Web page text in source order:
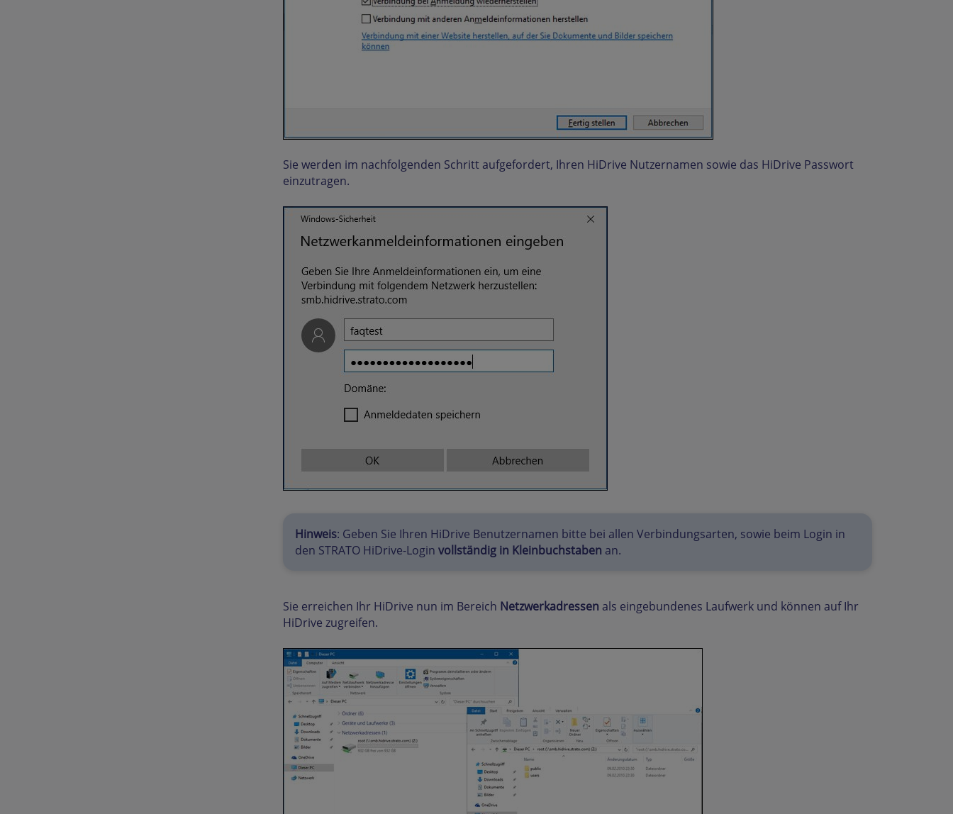
Sie werden im nachfolgenden Schritt aufgefordert, Ihren HiDrive Nutzernamen sowie das HiDrive Passwort
einzutragen.
Hinweis: Geben Sie Ihren HiDrive Benutzernamen bitte bei allen Verbindungsarten, sowie beim Login in
den STRATO HiDrive-Loginvollständig in Kleinbuchstaben an.
Sie erreichen Ihr HiDrive nun im Bereich Netzwerkadressen als eingebundenes Laufwerk und können auf Ihr
HiDrive zugreifen.